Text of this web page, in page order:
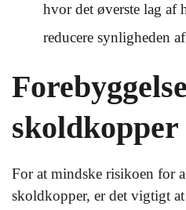
hvor det øverste lag af
reducere synligheden
skoldkopper
For at mindske risikoen for
skoldkopper, er det vigtigt